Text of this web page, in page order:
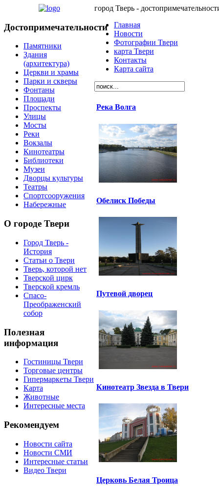
Достопримечательности
Памятники
Здания
(архитектура)
Церкви и храмы
Парки и скверы
Фонтаны
Площади
Проспекты
Улицы
Мосты
Реки
Вокзалы
Кинотеатры
Библиотеки
Музеи
Дворцы культуры
Театры
Спортсооружения
Набережные
О городе Твери
Город Тверь -
История
Статьи о Твери
Тверь, которой нет
Тверской цирк
Тверской кремль
Спасо-
Преображенский
собор
Полезная
информация
Гостиницы Твери
Торговые центры
Гипермаркеты Твери
Карта
Животные
Интересные места
Рекомендуем
Новости сайта
Новости СМИ
Интересные статьи
Видео Твери
город Тверь -
Главная
Новости
Фотографии Твери
карта Твери
Контакты
Карта сайта
Река Волга
Обелиск Победы
Путевой дворец
Кинотеатр Звезда в Твери
Церковь Белая Троица